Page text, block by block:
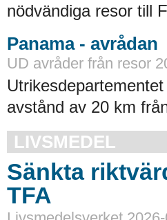
nödvändiga resor till
Panama - avrådan
UD avråder från resor
avstånd av 20 km
LIVSMEDEL
Sänkta
TFA